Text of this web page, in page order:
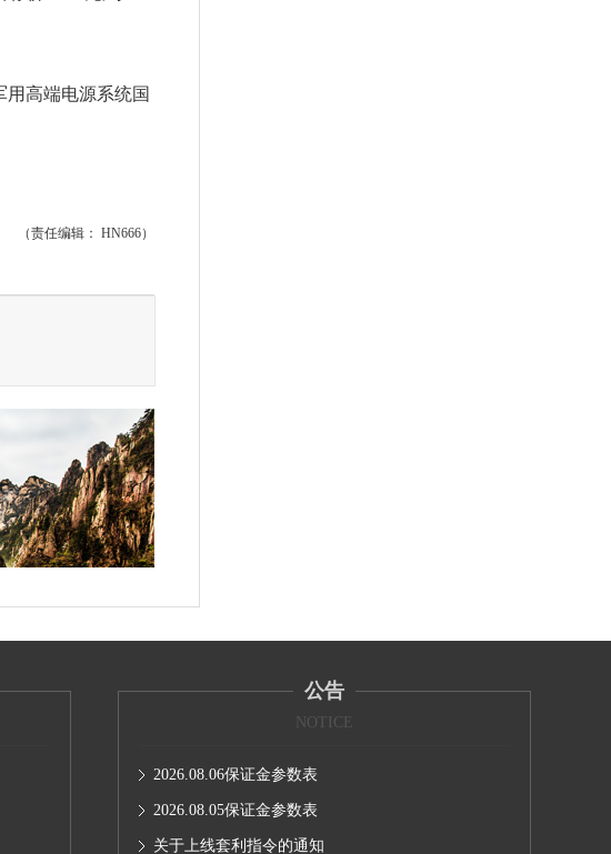
高端电源系统国
（责任编辑： HN666）
公告
NOTICE
2026.08.06保证金参数表
2026.08.05保证金参数表
关于上线套利指令的通知